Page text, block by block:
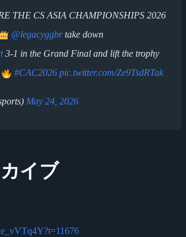
THE CS ASIA CHAMPIONSHIPS 2026
@legacyggbrtake down
3-1 in the Grand Final and lift the trophy
#CAC2026 pic.twitter.com/Ze9TsdRTak
May 24, 2026
イブ